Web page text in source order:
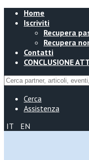
Home
Iscriviti
Recupera
Recupera
Contatti
CONCLUSIONE
Cerca
Assistenza
IT
EN